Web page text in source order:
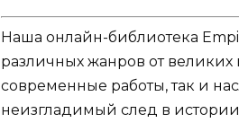
Наша онлайн-библиотека
различных жанров от великих
современные работы, так и
неизгладимый след в